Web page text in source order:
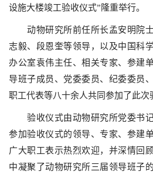
设施大楼竣工验收仪式”隆重举行。
动物研究所前任所长孟安明院士
志毅、段恩奎等领导，以及中国科
办公室袁伟主任、相关专家、参建
导班子成员、党委委员、纪委委员
职工代表等八十余人共同参加了此次
验收仪式由动物研究所党委书记
参加验收仪式的领导、专家、参建
广大职工表示热烈欢迎，并深情回
中凝聚了动物研究所三届领导班子